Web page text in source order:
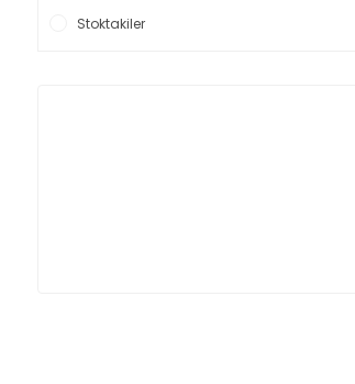
Stoktakiler